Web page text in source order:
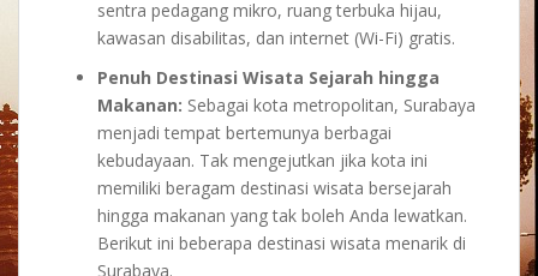
sentra pedagang mikro, ruang terbuka hijau,
kawasan disabilitas, dan internet (Wi-Fi) gratis.
Penuh Destinasi Wisata Sejarah hingga
Makanan: Sebagai kota metropolitan, Surabaya
menjadi tempat bertemunya berbagai
kebudayaan. Tak mengejutkan jika kota ini
memiliki beragam destinasi wisata bersejarah
hingga makanan yang tak boleh Anda lewatkan.
Berikut ini beberapa destinasi wisata menarik di
Surabaya.